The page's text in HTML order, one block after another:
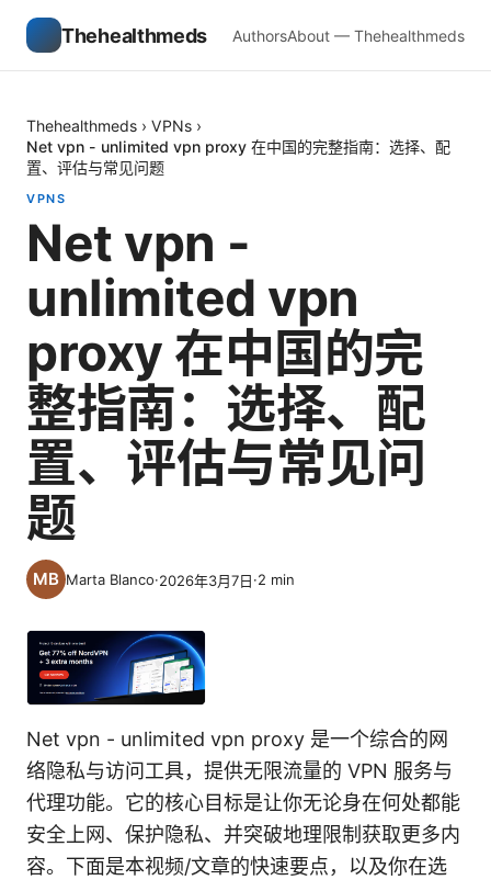
Thehealthmeds AuthorsAbout — Thehealthmeds
Thehealthmeds › VPNs ›
Net vpn - unlimited vpn proxy 在中国的完整指南：选择、配
置、评估与常见问题
VPNS
Net vpn -
unlimited vpn
proxy 在中国的完
整指南：选择、配
置、评估与常见问
题
Marta Blanco·2026年3月7日·2 min
Net vpn - unlimited vpn proxy 是一个综合的网
络隐私与访问工具，提供无限流量的 VPN 服务与
代理功能。它的核心目标是让你无论身在何处都能
安全上网、保护隐私、并突破地理限制获取更多内
容。下面是本视频/文章的快速要点，以及你在选